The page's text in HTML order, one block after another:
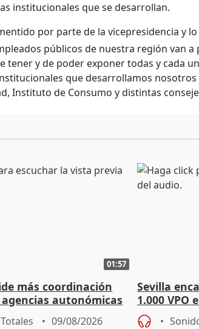
institucionales que se desarrollan.
por parte de la vicepresidencia y
públicos de nuestra región van a
y de poder exponer todas y cada
que desarrollamos nosotros
Instituto de Consumo y distintas
01:57
más coordinación
autonómicas
09/08/2026
Sevilla
1.000 VPO
de abaratar